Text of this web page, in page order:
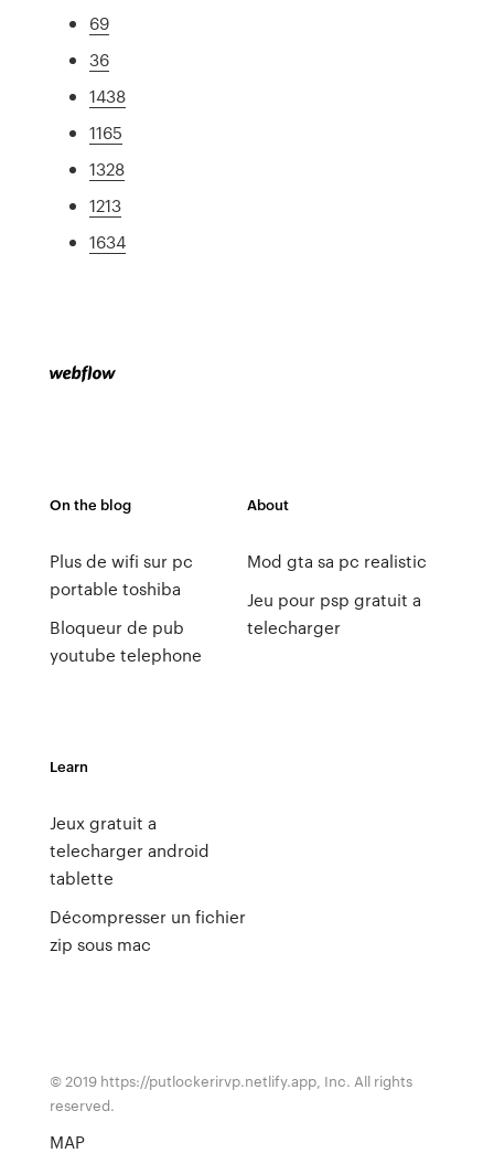
69
36
1438
1165
1328
1213
1634
On the blog
Plus de wifi sur pc
portable toshiba
Bloqueur de pub
youtube telephone
About
Mod gta sa pc realistic
Jeu pour psp gratuit a
telecharger
Learn
Jeux gratuit a
telecharger android
tablette
Décompresser un fichier
zip sous mac
© 2019 https://putlockerirvp.netlify.app, Inc. All rights
reserved.
MAP